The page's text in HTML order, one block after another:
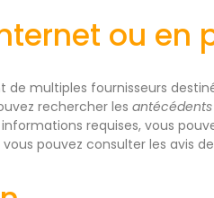
ou en
multiples fournisseurs
rechercher les antécédents
requises, vous
pouvez consulter les avis